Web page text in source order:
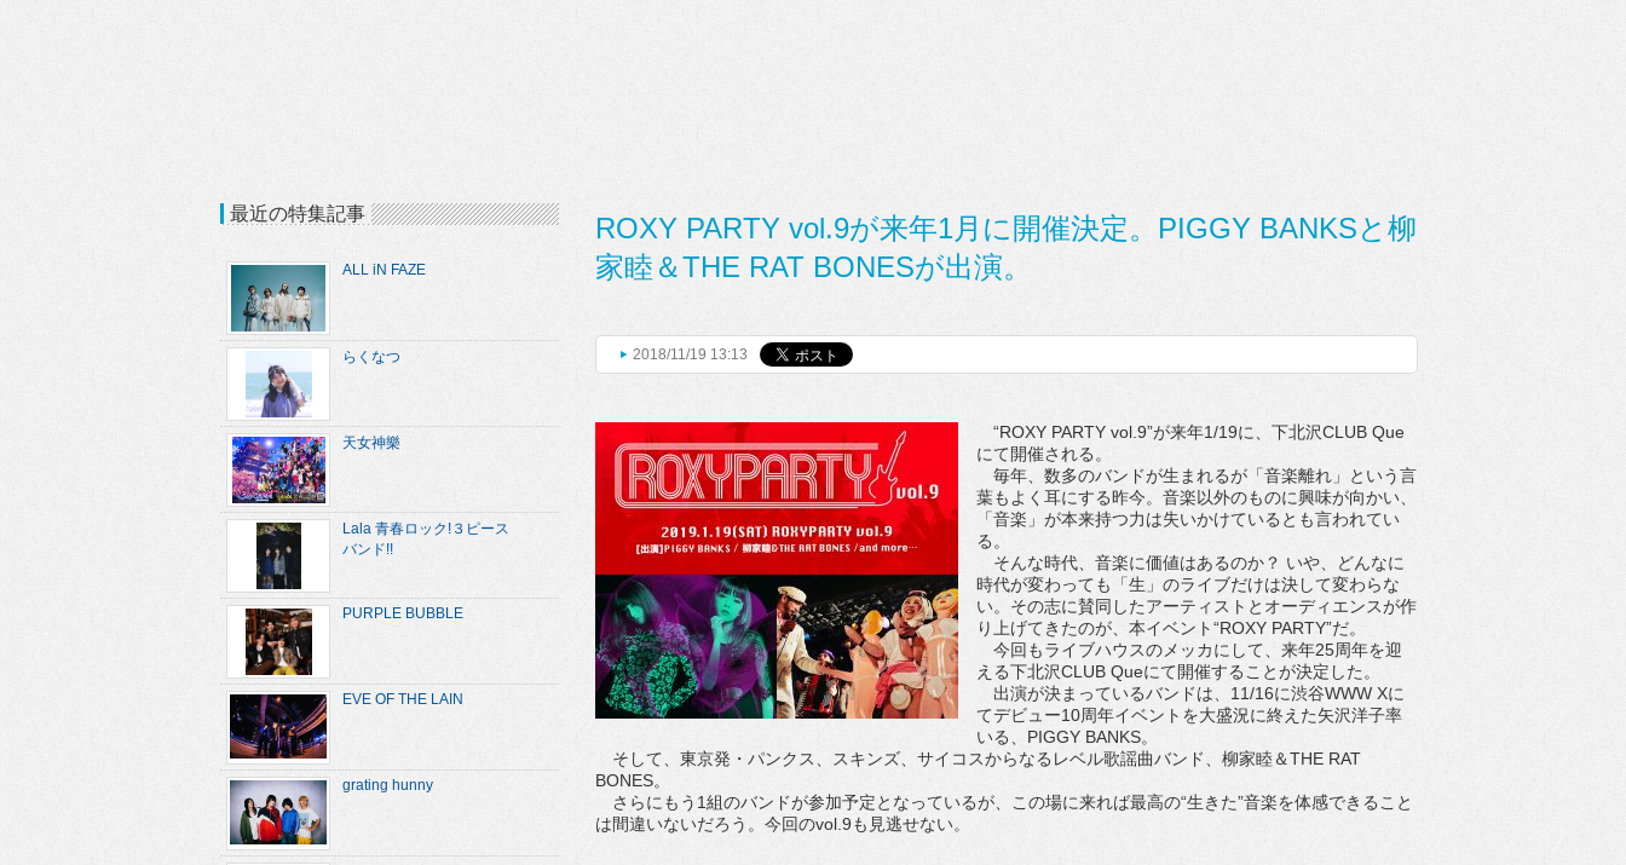
ROXY PARTY vol.9が来年1月に開催決定。PIGGY BANKSと柳
家睦＆THE RAT BONESが出演。
2018/11/19 13:13
“ROXY PARTY vol.9”が来年1/19に、下北沢CLUB Que
にて開催される。
毎年、数多のバンドが生まれるが「音楽離れ」という言
葉もよく耳にする昨今。音楽以外のものに興味が向かい、
「音楽」が本来持つ力は失いかけているとも言われてい
る。
そんな時代、音楽に価値はあるのか？ いや、どんなに
時代が変わっても「生」のライブだけは決して変わらな
い。その志に賛同したアーティストとオーディエンスが作
り上げてきたのが、本イベント“ROXY PARTY”だ。
今回もライブハウスのメッカにして、来年25周年を迎
える下北沢CLUB Queにて開催することが決定した。
出演が決まっているバンドは、11/16に渋谷WWW Xに
てデビュー10周年イベントを大盛況に終えた矢沢洋子率
いる、PIGGY BANKS。
そして、東京発・パンクス、スキンズ、サイコスからなるレベル歌謡曲バンド、柳家睦＆THE RAT
BONES。
さらにもう1組のバンドが参加予定となっているが、この場に来れば最高の“生きた”音楽を体感できること
は間違いないだろう。今回のvol.9も見逃せない。
最近の特集記事
ALL iN FAZE
らくなつ
天女神樂
Lala 青春ロック!３ピース
バンド!!
PURPLE BUBBLE
EVE OF THE LAIN
grating hunny